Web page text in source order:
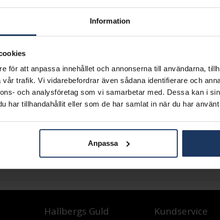
Information
för att anpassa innehållet och annonserna till användarna,
trafik. Vi vidarebefordrar även sådana identifierare och
och analysföretag som vi samarbetar med. Dessa kan i
har tillhandahållit eller som de har samlat in när du har
Anpassa
vacker berättelse.
En historia växer fram och blir för alltid en del av livet. Låt
ringar med en modern touch. Ringar från Story of
tillverkas i återvunnet 18K gult eller vitt guld med
är WSI och diamanterna är handfattadeSe hela katalogen här!
olika utföranden med briljantslipade diamanter.
Hallbergs Guld Kundservice